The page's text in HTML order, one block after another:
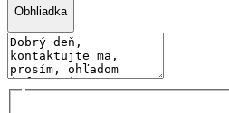
Obhliadka